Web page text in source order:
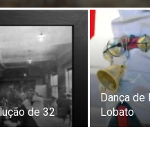
de 32
Dança
Lobato